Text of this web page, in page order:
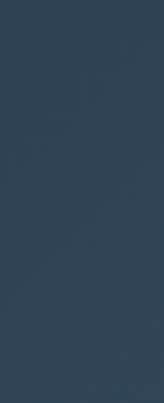
画、古董、宗
摆件不在日常